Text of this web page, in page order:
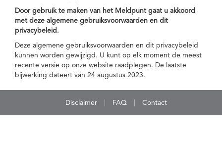
Door gebruik te maken van het Meldpunt gaat u akkoord
met deze algemene gebruiksvoorwaarden en dit
privacybeleid.
Deze algemene gebruiksvoorwaarden en dit privacybeleid
kunnen worden gewijzigd. U kunt op elk moment de meest
recente versie op onze website raadplegen. De laatste
bijwerking dateert van 24 augustus 2023.
Disclaimer FAQ Contact